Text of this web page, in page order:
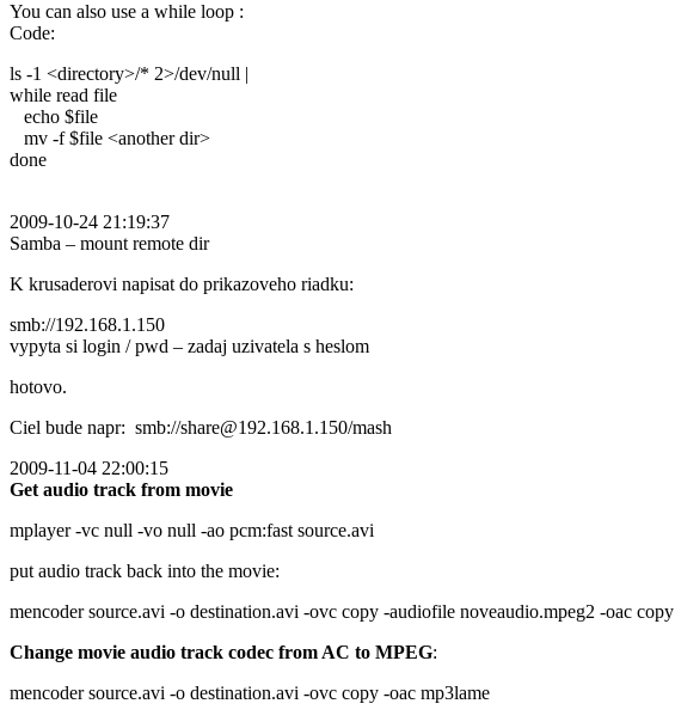
You can also use a while loop :
Code:
ls -1 <directory>/* 2>/dev/null |
while read file
echo $file
mv -f $file <another dir>
done
2009-10-24 21:19:37
Samba – mount remote dir
K krusaderovi napisat do prikazoveho riadku:
smb://192.168.1.150
vypyta si login / pwd – zadaj uzivatela s heslom
hotovo.
Ciel bude napr: smb://share@192.168.1.150/mash
2009-11-04 22:00:15
Get audio track from movie
mplayer -vc null -vo null -ao pcm:fast source.avi
put audio track back into the movie:
mencoder source.avi -o destination.avi -ovc copy -audiofile noveaudio.mpeg2 -oac copy
Change movie audio track codec from AC to MPEG:
mencoder source.avi -o destination.avi -ovc copy -oac mp3lame